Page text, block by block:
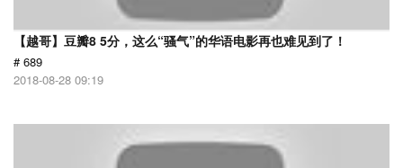
【越哥】豆瓣8 5分，这么“骚气”的华语电影再也难见到了！
# 689
2018-08-28 09:19